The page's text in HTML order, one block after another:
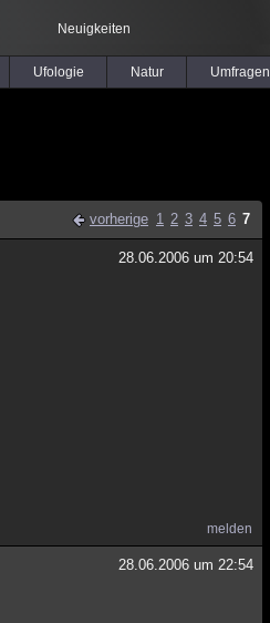
Neuigkeiten
Ufologie Natur Umfragen
vorherige 1 2 3 4 5 6 7
28.06.2006 um 20:54
melden
28.06.2006 um 22:54